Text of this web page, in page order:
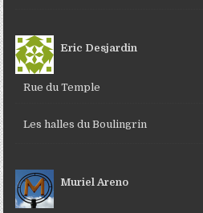
Eric Desjardin
Rue du Temple
Les halles du Boulingrin
Muriel Areno